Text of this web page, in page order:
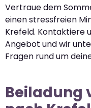
Vertraue dem
einen stressfreien
Krefeld. Kontaktiere
Angebot und wir
Fragen rund um
Beiladung